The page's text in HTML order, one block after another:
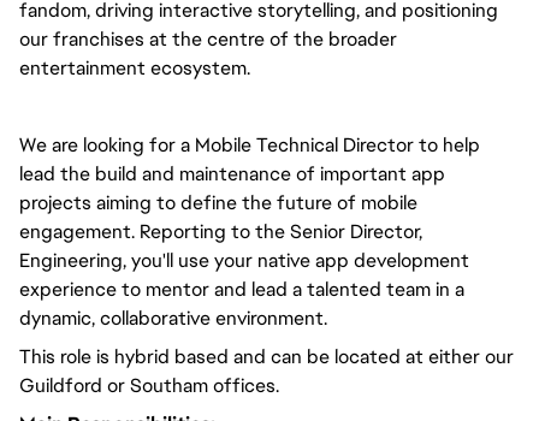
fandom, driving interactive storytelling, and positioning
our franchises at the centre of the broader
entertainment ecosystem.
We are looking for a Mobile Technical Director to help
lead the build and maintenance of important app
projects aiming to define the future of mobile
engagement. Reporting to the Senior Director,
Engineering, you'll use your native app development
experience to mentor and lead a talented team in a
dynamic, collaborative environment.
This role is hybrid based and can be located at either our
Guildford or Southam offices.